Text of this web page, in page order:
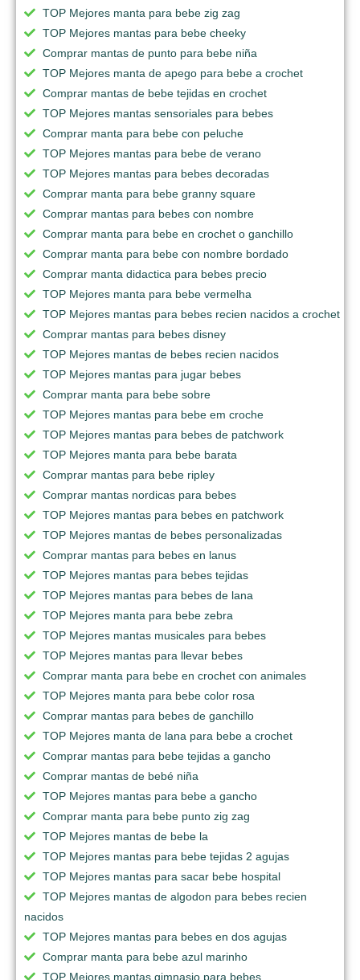
TOP Mejores manta para bebe zig zag
TOP Mejores mantas para bebe cheeky
Comprar mantas de punto para bebe niña
TOP Mejores manta de apego para bebe a crochet
Comprar mantas de bebe tejidas en crochet
TOP Mejores mantas sensoriales para bebes
Comprar manta para bebe con peluche
TOP Mejores mantas para bebe de verano
TOP Mejores mantas para bebes decoradas
Comprar manta para bebe granny square
Comprar mantas para bebes con nombre
Comprar manta para bebe en crochet o ganchillo
Comprar manta para bebe con nombre bordado
Comprar manta didactica para bebes precio
TOP Mejores manta para bebe vermelha
TOP Mejores mantas para bebes recien nacidos a crochet
Comprar mantas para bebes disney
TOP Mejores mantas de bebes recien nacidos
TOP Mejores mantas para jugar bebes
Comprar manta para bebe sobre
TOP Mejores mantas para bebe em croche
TOP Mejores mantas para bebes de patchwork
TOP Mejores manta para bebe barata
Comprar mantas para bebe ripley
Comprar mantas nordicas para bebes
TOP Mejores mantas para bebes en patchwork
TOP Mejores mantas de bebes personalizadas
Comprar mantas para bebes en lanus
TOP Mejores mantas para bebes tejidas
TOP Mejores mantas para bebes de lana
TOP Mejores manta para bebe zebra
TOP Mejores mantas musicales para bebes
TOP Mejores mantas para llevar bebes
Comprar manta para bebe en crochet con animales
TOP Mejores manta para bebe color rosa
Comprar mantas para bebes de ganchillo
TOP Mejores manta de lana para bebe a crochet
Comprar mantas para bebe tejidas a gancho
Comprar mantas de bebé niña
TOP Mejores mantas para bebe a gancho
Comprar manta para bebe punto zig zag
TOP Mejores mantas de bebe la
TOP Mejores mantas para bebe tejidas 2 agujas
TOP Mejores mantas para sacar bebe hospital
TOP Mejores mantas de algodon para bebes recien
nacidos
TOP Mejores mantas para bebes en dos agujas
Comprar manta para bebe azul marinho
TOP Mejores mantas gimnasio para bebes